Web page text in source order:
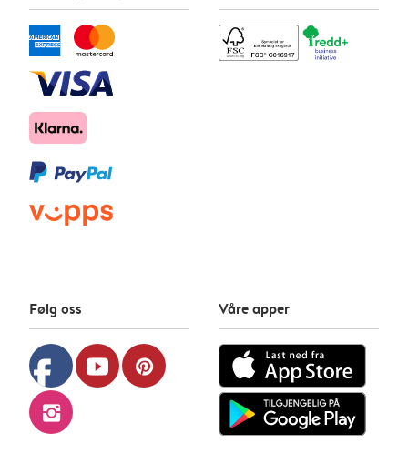
Følg oss
facebook youtube pinterest
instagram
Våre apper